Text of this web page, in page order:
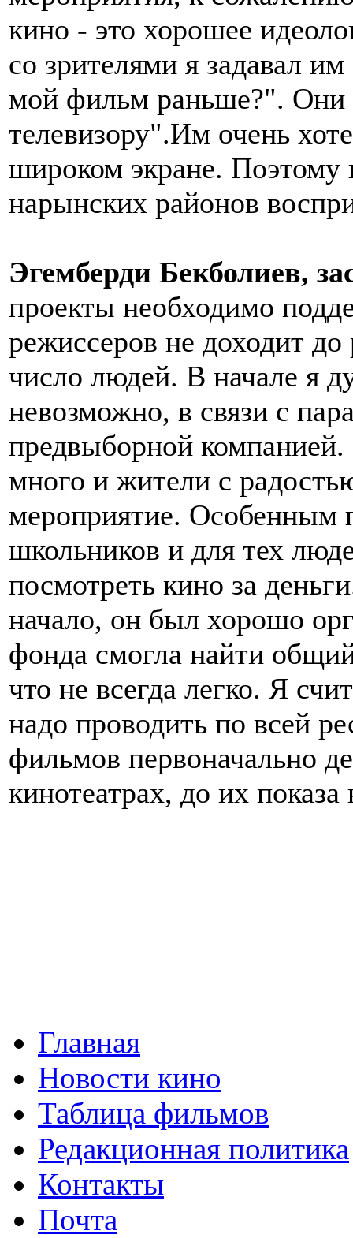
кино - это хорошее
со зрителями я задавал
мой фильм раньше?". Они
телевизору".Им очень
широком экране.
нарынских районов
Эгемберди Бекболиев,
проекты необходимо
режиссеров не доходит
число людей. В начале я
невозможно, в связи с
предвыборной
много и жители с
мероприятие. Особенным
школьников и для тех
посмотреть кино за
начало, он был хорошо
фонда смогла найти
что не всегда легко. Я
надо проводить по всей
фильмов первоначально
кинотеатрах, до их
Главная
Новости кино
Таблица фильмов
Редакционная политика
Контакты
Почта